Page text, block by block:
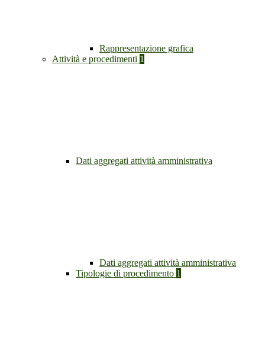
Rappresentazione grafica
Attività e procedimenti 1
Dati aggregati attività amministrativa
Dati aggregati attività amministrativa
Tipologie di procedimento 1